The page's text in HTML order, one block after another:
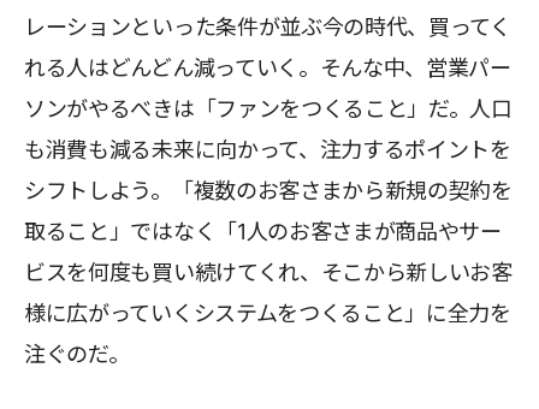
レーションといった条件が並ぶ今の時代、買ってく
れる人はどんどん減っていく。そんな中、営業パー
ソンがやるべきは「ファンをつくること」だ。人口
も消費も減る未来に向かって、注力するポイントを
シフトしよう。「複数のお客さまから新規の契約を
取ること」ではなく「1人のお客さまが商品やサー
ビスを何度も買い続けてくれ、そこから新しいお客
様に広がっていくシステムをつくること」に全力を
注ぐのだ。